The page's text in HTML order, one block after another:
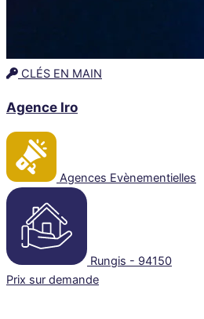
CLÉS EN MAIN
Agence Iro
Agences Evènementielles
Rungis - 94150
Prix sur demande